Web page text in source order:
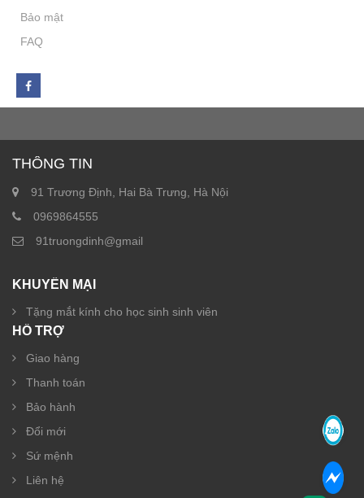
Bảo mật
FAQ
THÔNG TIN
91 Trương Định, Hai Bà Trưng, Hà Nội
0969864555
91truongdinh@gmail
KHUYẾN MẠI
Tặng mắt kính cho học sinh sinh viên
HỖ TRỢ
Giao hàng
Thanh toán
Bảo hành
Đổi mới
Sứ mệnh
Liên hệ